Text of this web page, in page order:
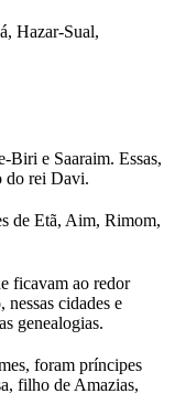
Hazar-Sual,
Biri e Saaraim. Essas,
do rei Davi.
de Etã, Aim, Rimom,
ficavam ao redor
cidades e
genealogias.
foram príncipes
filho de Amazias,